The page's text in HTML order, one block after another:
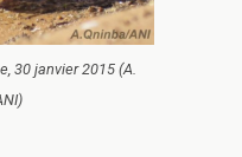
30 janvier 2015 (A.